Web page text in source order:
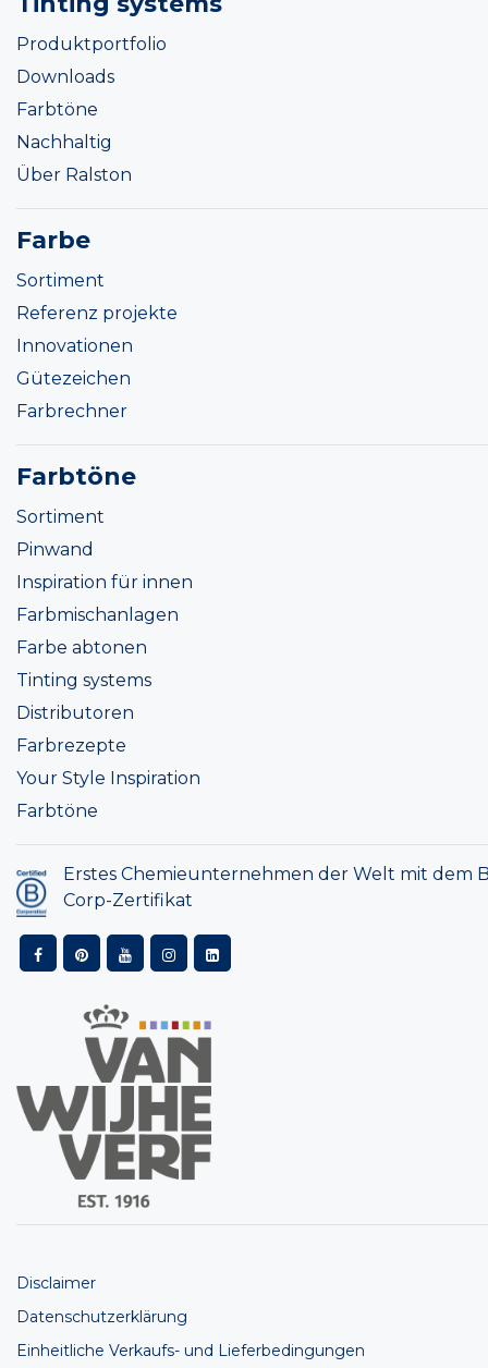
Produktportfolio
Downloads
Farbtöne
Nachhaltig
Über Ralston
Farbe
Sortiment
Referenz projekte
Innovationen
Gütezeichen
Farbrechner
Farbtöne
Sortiment
Pinwand
Inspiration für innen
Farbmischanlagen
Farbe abtonen
Tinting systems
Distributoren
Farbrezepte
Your Style Inspiration
Farbtöne
Erstes Chemieunternehmen der Welt mit dem
Corp-Zertifikat
Disclaimer
Datenschutzerklärung
Einheitliche Verkaufs- und Lieferbedingungen